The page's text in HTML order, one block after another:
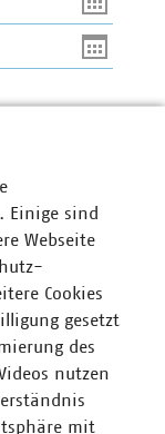
zur Reform
(AgNes)
die
Einige sind
Webseite
Cookies
gesetzt
des
nutzen
mit